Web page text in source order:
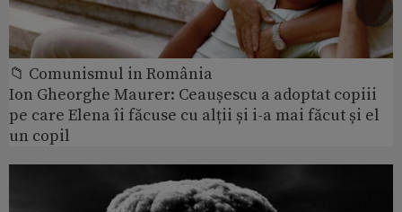
📁 Comunismul in România
Ion Gheorghe Maurer: Ceaușescu a adoptat copiii
pe care Elena îi făcuse cu alții și i-a mai făcut și el
un copil